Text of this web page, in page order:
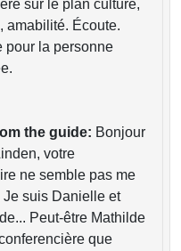
sur le plan culture,
amabilité. Écoute.
pour la personne
the guide: Bonjour
votre
ne semble pas me
Je suis Danielle et
Peut-être Mathilde
que